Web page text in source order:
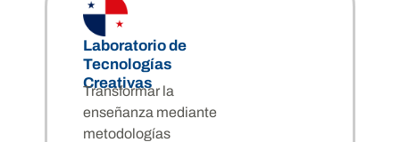
Laboratorio de
Tecnologías
Creativas
Transformar la
enseñanza mediante
metodologías